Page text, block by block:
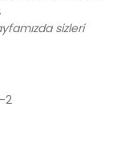
sizleri